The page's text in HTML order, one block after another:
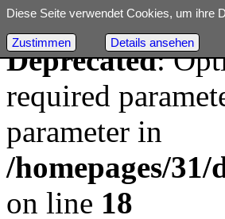
Deprecated:
required
parameter in
/homepages/
on line 18
Diese Seite verwendet Cookies, um ihre
Zustimmen Details ansehen